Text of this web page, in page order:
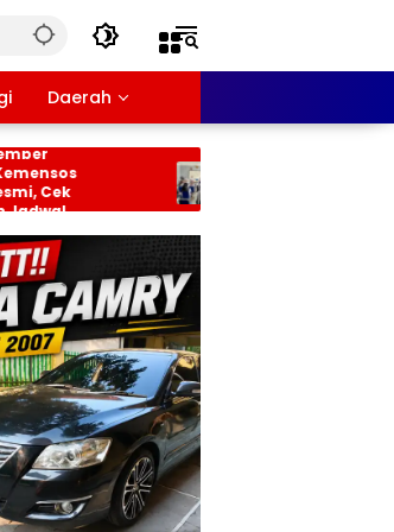
Daerah
Persiapan HUT RI ke-81
Tingkat Kecamatan
Rancabungur Dimatangkan
di Desa Cimulang, Libatkan